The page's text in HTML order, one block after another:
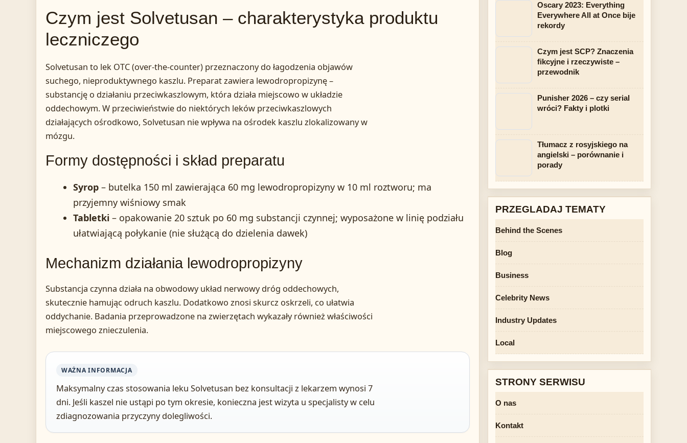
Czym jest Solvetusan – charakterystyka produktu
leczniczego
Solvetusan to lek OTC (over-the-counter) przeznaczony do łagodzenia objawów
suchego, nieproduktywnego kaszlu. Preparat zawiera lewodropropizynę –
substancję o działaniu przeciwkaszlowym, która działa miejscowo w układzie
oddechowym. W przeciwieństwie do niektórych leków przeciwkaszlowych
działających ośrodkowo, Solvetusan nie wpływa na ośrodek kaszlu zlokalizowany w
mózgu.
Formy dostępności i skład preparatu
Syrop – butelka 150 ml zawierająca 60 mg lewodropropizyny w 10 ml roztworu; ma
przyjemny wiśniowy smak
Tabletki – opakowanie 20 sztuk po 60 mg substancji czynnej; wyposażone w linię podziału
ułatwiającą połykanie (nie służącą do dzielenia dawek)
Mechanizm działania lewodropropizyny
Substancja czynna działa na obwodowy układ nerwowy dróg oddechowych,
skutecznie hamując odruch kaszlu. Dodatkowo znosi skurcz oskrzeli, co ułatwia
oddychanie. Badania przeprowadzone na zwierzętach wykazały również właściwości
miejscowego znieczulenia.
WAŻNA INFORMACJA
Maksymalny czas stosowania leku Solvetusan bez konsultacji z lekarzem wynosi 7
dni. Jeśli kaszel nie ustąpi po tym okresie, konieczna jest wizyta u specjalisty w celu
zdiagnozowania przyczyny dolegliwości.
Oscary 2023: Everything
Everywhere All at Once bije
rekordy
Czym jest SCP? Znaczenia
fikcyjne i rzeczywiste –
przewodnik
Punisher 2026 – czy serial
wróci? Fakty i plotki
Tłumacz z rosyjskiego na
angielski – porównanie i
porady
PRZEGLADAJ TEMATY
Behind the Scenes
Blog
Business
Celebrity News
Industry Updates
Local
STRONY SERWISU
O nas
Kontakt